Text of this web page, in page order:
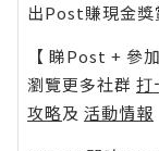
出Post賺現金獎
【 睇Post + 參
瀏覽更多社群 打
攻略及 活動情報